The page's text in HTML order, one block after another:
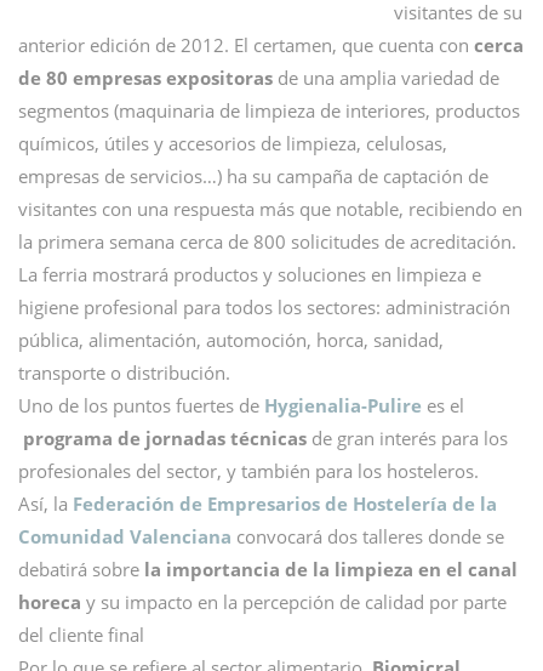
visitantes de su
anterior edición de 2012. El certamen, que cuenta con cerca
de 80 empresas expositoras de una amplia variedad de
segmentos (maquinaria de limpieza de interiores, productos
químicos, útiles y accesorios de limpieza, celulosas,
empresas de servicios…) ha su campaña de captación de
visitantes con una respuesta más que notable, recibiendo en
la primera semana cerca de 800 solicitudes de acreditación.
La ferria mostrará productos y soluciones en limpieza e
higiene profesional para todos los sectores: administración
pública, alimentación, automoción, horca, sanidad,
transporte o distribución.
Uno de los puntos fuertes de Hygienalia-Pulire es el
programa de jornadas técnicas de gran interés para los
profesionales del sector, y también para los hosteleros.
Así, la Federación de Empresarios de Hostelería de la
Comunidad Valenciana convocará dos talleres donde se
debatirá sobre la importancia de la limpieza en el canal
horeca y su impacto en la percepción de calidad por parte
del cliente final